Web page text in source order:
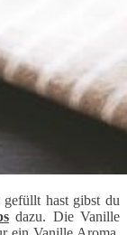
hast gibst du
dazu. Die Vanille